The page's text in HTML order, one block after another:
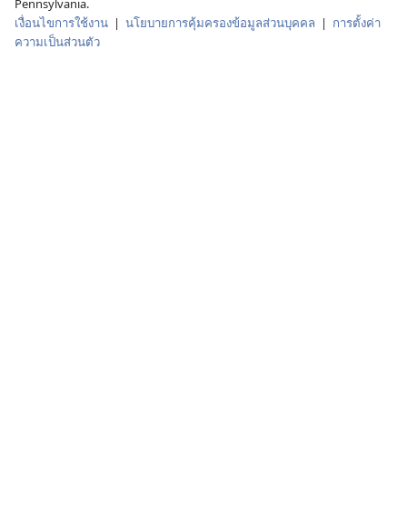
เงื่อนไขการใช้งาน | นโยบายการคุ้มครองข้อมูลส่วนบุคคล | การตั้งค่า
ความเป็นส่วนตัว